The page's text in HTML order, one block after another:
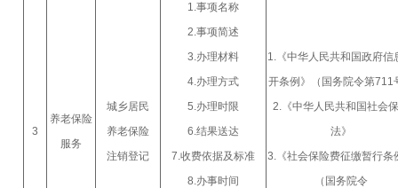
养老保险
服务
3
城乡居民
养老保险
注销登记
1.事项名称
2.事项简述
3.办理材料
4.办理方式
5.办理时限
6.结果送达
7.收费依据及标准
8.办事时间
1.《中华人民共和国政府信
开条例》（国务院令第711
2.《中华人民共和国社会
法》
3.《社会保险费征缴暂行条
（国务院令